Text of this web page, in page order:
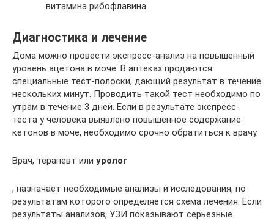
витамина рибофлавина.
Диагностика и лечение
Дома можно провести экспресс-анализ на повышенный
уровень ацетона в моче. В аптеках продаются
специальные тест-полоски, дающий результат в течение
нескольких минут. Проводить такой тест необходимо по
утрам в течение 3 дней. Если в результате экспресс-
теста у человека выявлено повышенное содержание
кетонов в моче, необходимо срочно обратиться к врачу.
Врач, терапевт или уролог
, назначает необходимые анализы и исследования, по
результатам которого определяется схема лечения. Если
результаты анализов, УЗИ показывают серьезные